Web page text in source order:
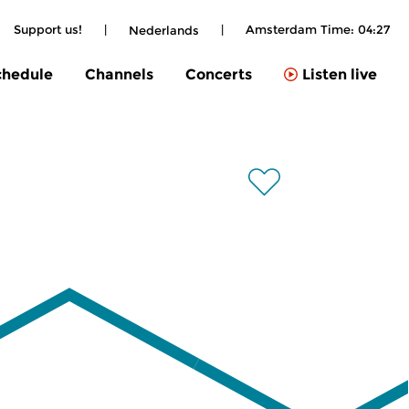
Support us! | Nederlands | Amsterdam Time: 04:27
Channels Concerts Listen live